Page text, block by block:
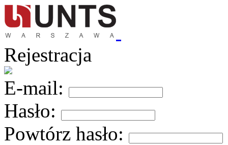
Rejestracja
E-mail:
Hasło:
Powtórz hasło: